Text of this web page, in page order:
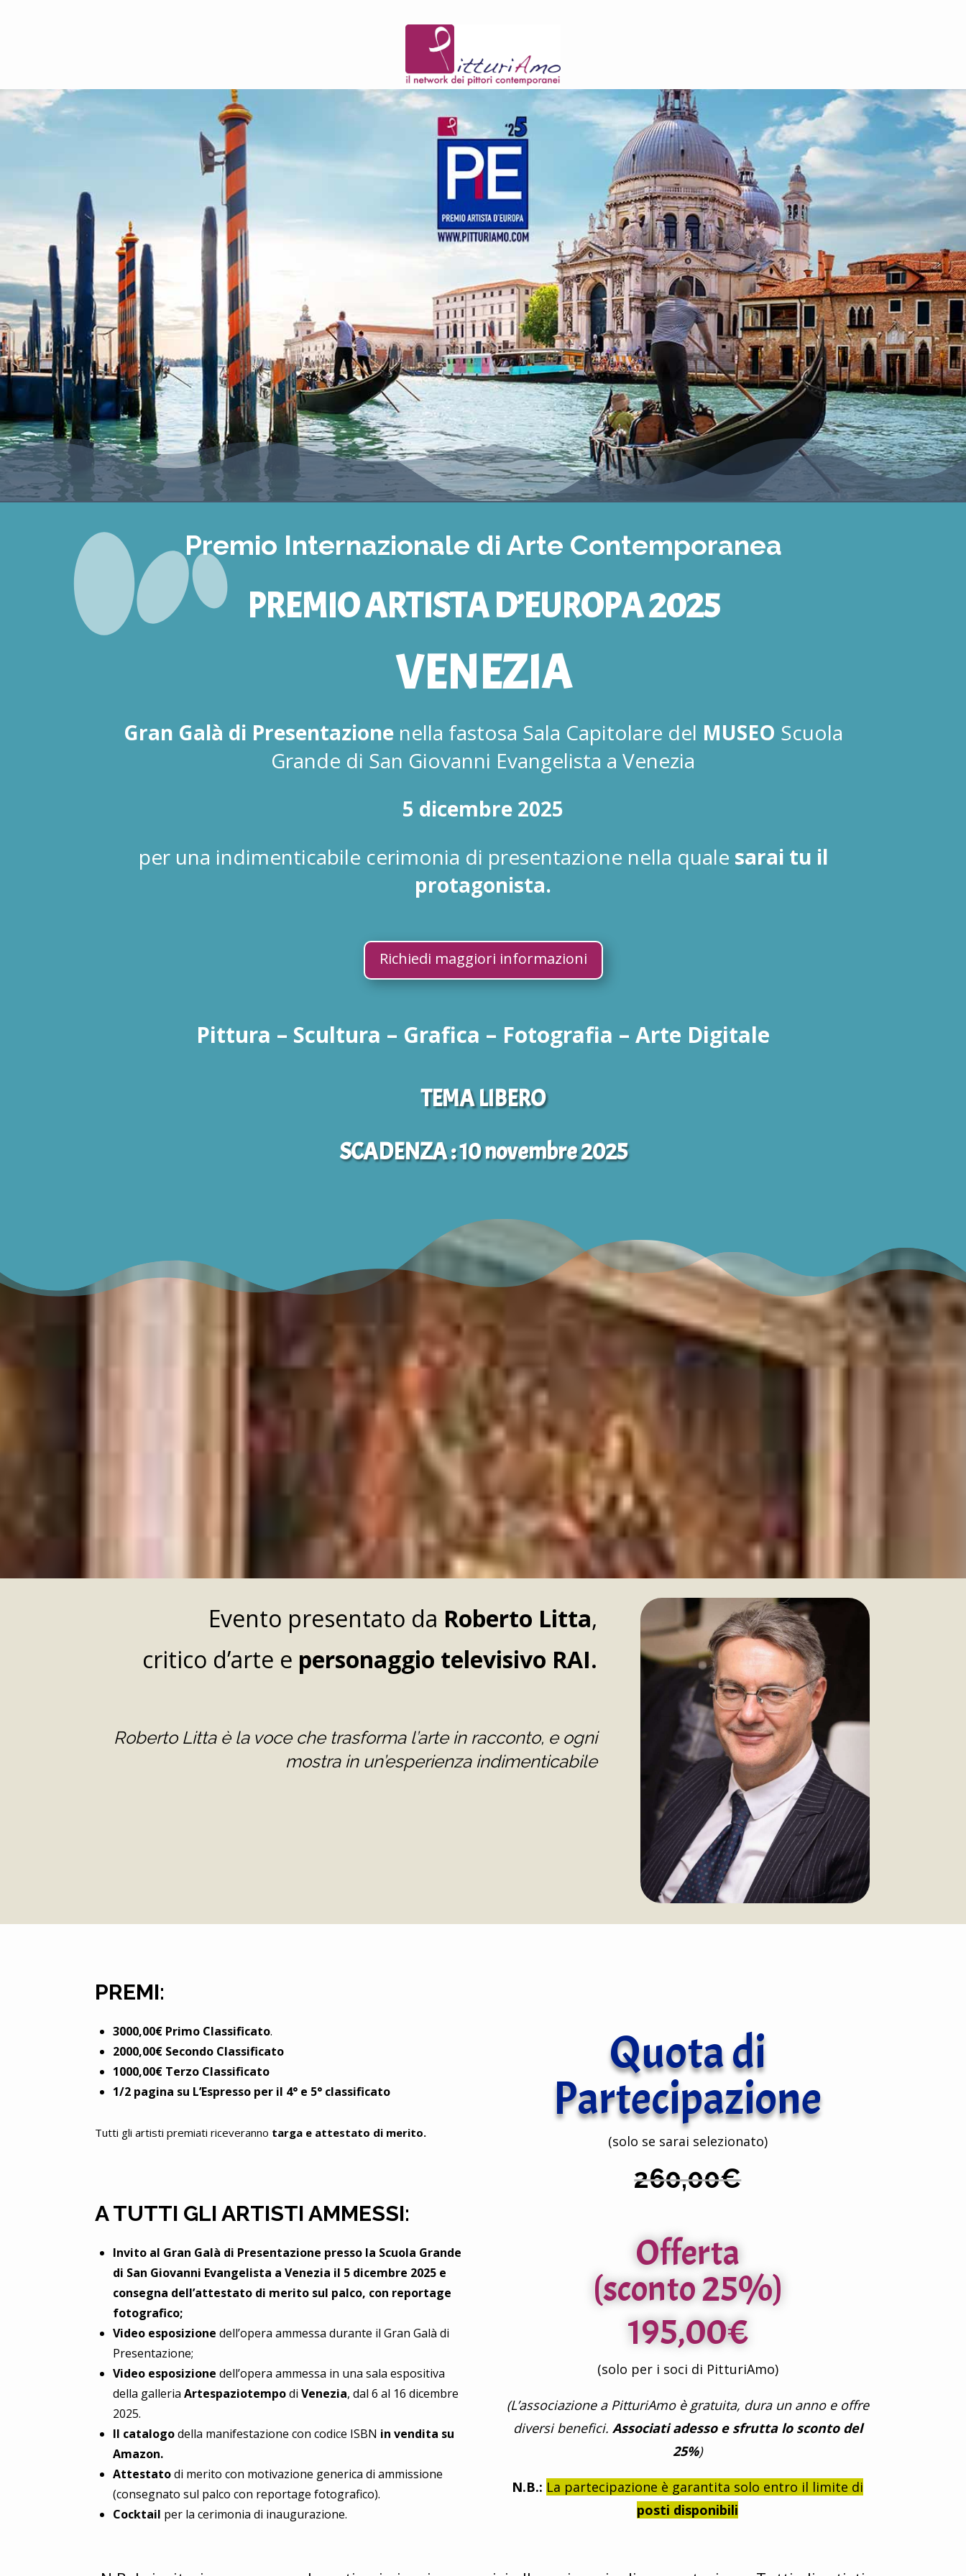
Premio Internazionale di Arte Contemporanea
PREMIO ARTISTA D’EUROPA 2025
VENEZIA
Gran Galà di Presentazionenella fastosa Sala Capitolare del MUSEO Scuola
Grande di San Giovanni Evangelista a Venezia
5 dicembre 2025
per una indimenticabile cerimonia di presentazione nella quale sarai tu il
protagonista.
Richiedi maggiori informazioni
Pittura – Scultura – Grafica – Fotografia – Arte Digitale
TEMA LIBERO
SCADENZA : 10 novembre 2025
Evento presentato da Roberto Litta,
critico d’arte e personaggio televisivo RAI.
Roberto Litta è la voce che trasforma l’arte in racconto, e ogni
mostra in un’esperienza indimenticabile
PREMI:
3000,00€ Primo Classificato.
2000,00€ Secondo Classificato
1000,00€ Terzo Classificato
1/2 pagina su L’Espresso per il 4° e 5° classificato
Tutti gli artisti premiati riceveranno targa e attestato di merito.
A TUTTI GLI ARTISTI AMMESSI:
Invito al Gran Galà di Presentazione presso la Scuola Grande
di San Giovanni Evangelista a Venezia il 5 dicembre 2025 e
consegna dell’attestato di merito sul palco, con reportage
fotografico;
Video esposizione dell’opera ammessa durante il Gran Galà di
Presentazione;
Video esposizione dell’opera ammessa in una sala espositiva
della galleria Artespaziotempodi Venezia, dal 6 al 16 dicembre
2025.
Il catalogodella manifestazione con codice ISBN in vendita su
Amazon.
Attestatodi merito con motivazione generica di ammissione
(consegnato sul palco con reportage fotografico).
Cocktail per la cerimonia di inaugurazione.
Quota di
Partecipazione
(solo se sarai selezionato)
260,00€
Offerta
(sconto 25%)
195,00€
(solo per i soci di PitturiAmo)
(L’associazione a PitturiAmo è gratuita, dura un anno e offre
diversi benefici. Associati adesso e sfrutta lo sconto del
25%)
N.B.: La partecipazione è garantita solo entro il limite di
posti disponibili